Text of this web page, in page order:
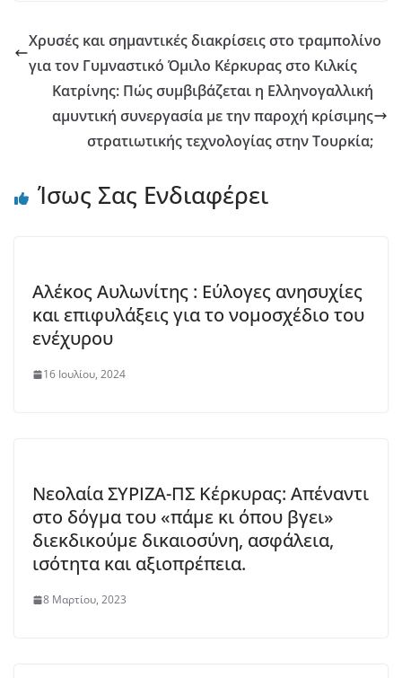
Χρυσές και σημαντικές διακρίσεις στο τραμπολίνο
για τον Γυμναστικό Όμιλο Κέρκυρας στο Κιλκίς
Κατρίνης: Πώς συμβιβάζεται η Ελληνογαλλική
αμυντική συνεργασία με την παροχή κρίσιμης
στρατιωτικής τεχνολογίας στην Τουρκία;
Ίσως Σας Ενδιαφέρει
Αλέκος Αυλωνίτης : Εύλογες ανησυχίες
και επιφυλάξεις για το νομοσχέδιο του
ενέχυρου
16 Ιουλίου, 2024
Νεολαία ΣΥΡΙΖΑ-ΠΣ Κέρκυρας: Απέναντι
στο δόγμα του «πάμε κι όπου βγει»
διεκδικούμε δικαιοσύνη, ασφάλεια,
ισότητα και αξιοπρέπεια.
8 Μαρτίου, 2023